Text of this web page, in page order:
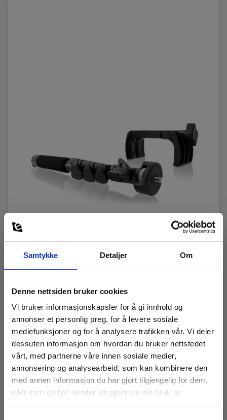
Samtykke Detaljer Om
Denne nettsiden bruker cookies
Vi bruker informasjonskapsler for å gi innhold og
annonser et personlig preg, for å levere sosiale
mediefunksjoner og for å analysere trafikken vår. Vi deler
dessuten informasjon om hvordan du bruker nettstedet
vårt, med partnerne våre innen sosiale medier,
annonsering og analysearbeid, som kan kombinere den
med annen informasjon du har gjort tilgjengelig for dem,
eller som de har samlet inn gjennom din bruk av
Teleskophåndtak for ME5 og CME5
RING FOR PRIS +47 22 10 42 70